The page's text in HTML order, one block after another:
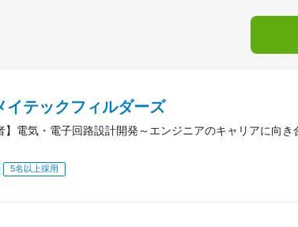
イテックフィルダーズ
】電気・電子回路設計開発～エンジニアのキャリアに向
5名以上採用